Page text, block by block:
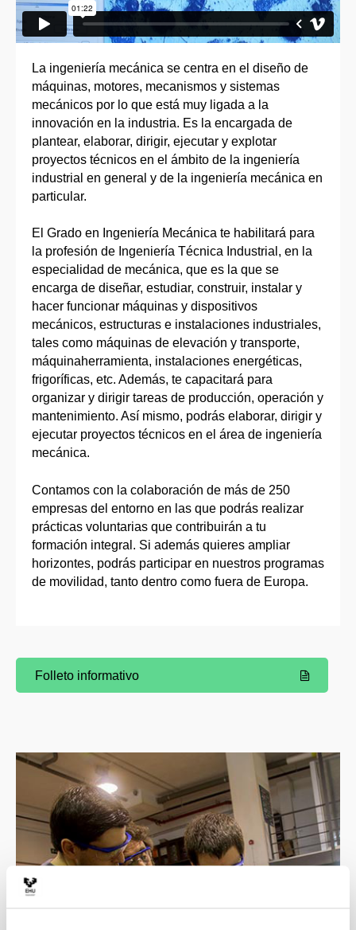
La ingeniería mecánica se centra en el diseño de
máquinas, motores, mecanismos y sistemas
mecánicos por lo que está muy ligada a la
innovación en la industria. Es la encargada de
plantear, elaborar, dirigir, ejecutar y explotar
proyectos técnicos en el ámbito de la ingeniería
industrial en general y de la ingeniería mecánica en
particular.
El Grado en Ingeniería Mecánica te habilitará para
la profesión de Ingeniería Técnica Industrial, en la
especialidad de mecánica, que es la que se
encarga de diseñar, estudiar, construir, instalar y
hacer funcionar máquinas y dispositivos
mecánicos, estructuras e instalaciones industriales,
tales como máquinas de elevación y transporte,
máquinaherramienta, instalaciones energéticas,
frigoríficas, etc. Además, te capacitará para
organizar y dirigir tareas de producción, operación y
mantenimiento. Así mismo, podrás elaborar, dirigir y
ejecutar proyectos técnicos en el área de ingeniería
mecánica.
Contamos con la colaboración de más de 250
empresas del entorno en las que podrás realizar
prácticas voluntarias que contribuirán a tu
formación integral. Si además quieres ampliar
horizontes, podrás participar en nuestros programas
de movilidad, tanto dentro como fuera de Europa.
(Abre una nueva ventana)
Folleto informativo